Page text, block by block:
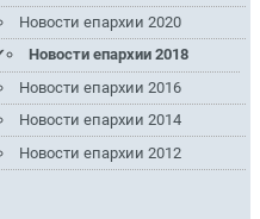
Новости епархии 2020
Новости епархии 2018
Новости епархии 2016
Новости епархии 2014
Новости епархии 2012